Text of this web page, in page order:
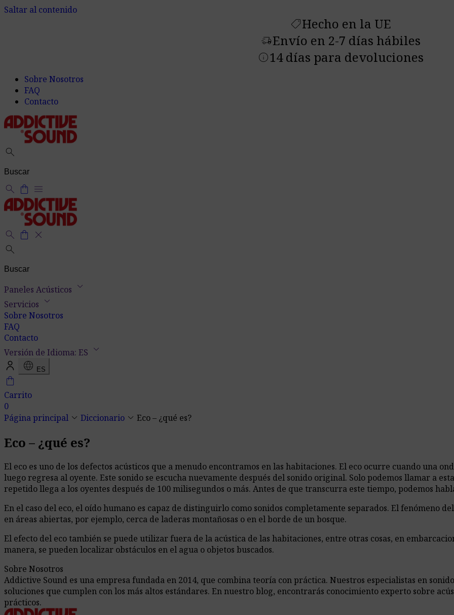
Saltar al contenido
shoppingmodeHecho en la UE
delivery_truck_speedEnvío en 2-7 días hábiles
info14 días para devoluciones
Sobre Nosotros
FAQ
Contacto
search
search shopping_bag menu
search shopping_bag close
search
Paneles Acústicos keyboard_arrow_down
Servicios keyboard_arrow_down
Sobre Nosotros
FAQ
Contacto
Versión de Idioma: ES keyboard_arrow_down
language ES
shopping_bag
Carrito
0
Página principal keyboard_arrow_down Diccionario keyboard_arrow_down Eco – ¿qué es?
Eco – ¿qué es?
El eco es uno de los defectos acústicos que a menudo encontramos en las habitaciones. El eco ocurre cuando una
luego regresa al oyente. Este sonido se escucha nuevamente después del sonido original. Solo podemos llamar a
repetido llega a los oyentes después de 100 milisegundos o más. Antes de que transcurra este tiempo, podemos
En el caso del eco, el oído humano es capaz de distinguirlo como sonidos completamente separados. El fenómeno
en áreas abiertas, por ejemplo, cerca de laderas montañosas o en el borde de un bosque.
El efecto del eco también se puede utilizar fuera de la acústica de las habitaciones, entre otras cosas, en
manera, se pueden localizar obstáculos en el agua o objetos buscados.
Sobre Nosotros
Addictive Sound es una empresa fundada en 2014, que combina teoría con práctica. Nuestros especialistas en
soluciones que cumplen con los más altos estándares. En nuestro blog, encontrarás conocimiento experto sobre
prácticos.